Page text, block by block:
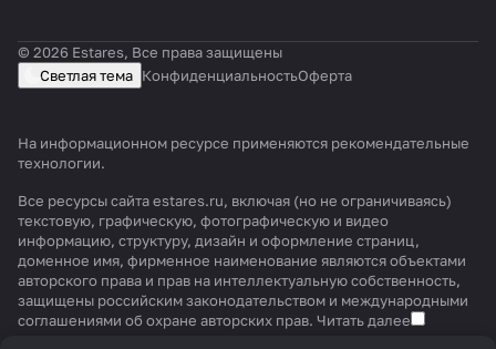
© 2026 Estares, Все права защищены
Светлая тема КонфиденциальностьОферта
На информационном ресурсе применяются рекомендательные
технологии.
Все ресурсы сайта estares.ru, включая (но не ограничиваясь)
текстовую, графическую, фотографическую и видео
информацию, структуру, дизайн и оформление страниц,
доменное имя, фирменное наименование являются объектами
авторского права и прав на интеллектуальную собственность,
защищены российским законодательством и международными
соглашениями об охране авторских прав. Читать далее